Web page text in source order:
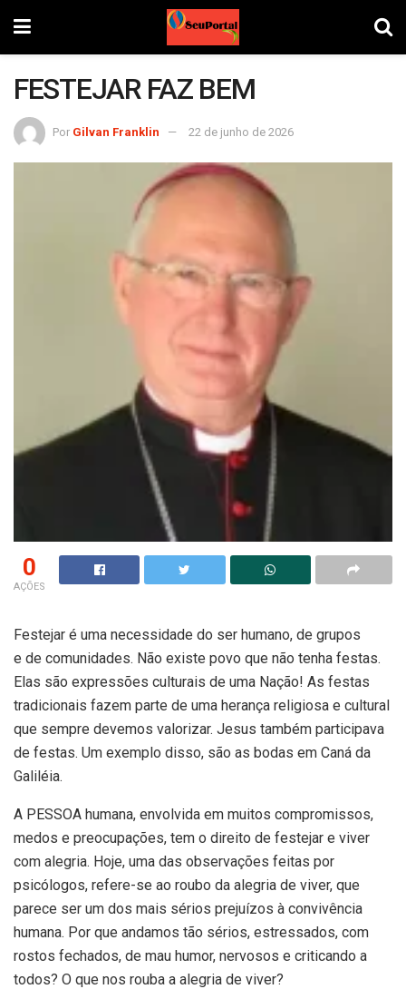
FESTEJAR FAZ BEM
Por Gilvan Franklin 22 de junho de 2026
0
AÇÕES
Festejar é uma necessidade do ser humano, de grupos
e de comunidades. Não existe povo que não tenha festas.
Elas são expressões culturais de uma Nação! As festas
tradicionais fazem parte de uma herança religiosa e cultural
que sempre devemos valorizar. Jesus também participava
de festas. Um exemplo disso, são as bodas em Caná da
Galiléia.
A PESSOA humana, envolvida em muitos compromissos,
medos e preocupações, tem o direito de festejar e viver
com alegria. Hoje, uma das observações feitas por
psicólogos, refere-se ao roubo da alegria de viver, que
parece ser um dos mais sérios prejuízos à convivência
humana. Por que andamos tão sérios, estressados, com
rostos fechados, de mau humor, nervosos e criticando a
todos? O que nos rouba a alegria de viver?